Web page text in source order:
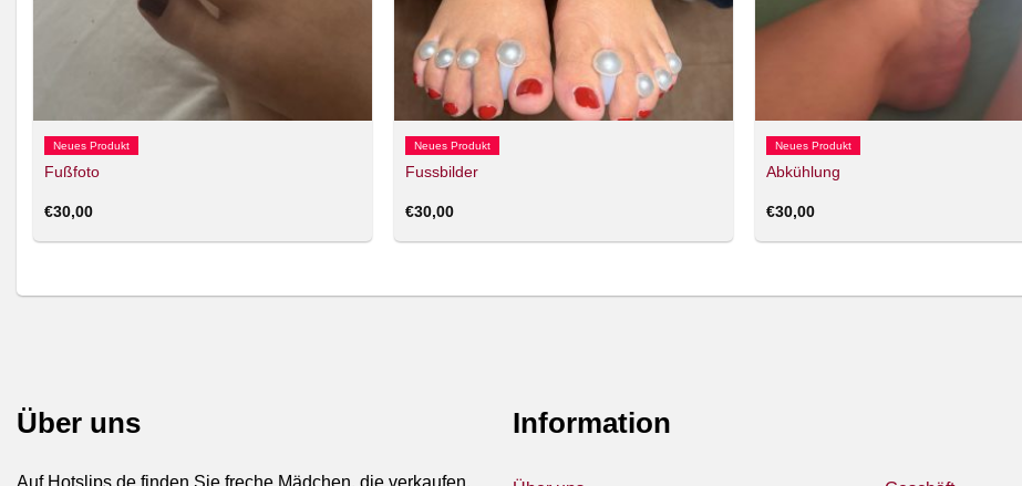
Neues Produkt
Fußfoto
€30,00
Neues Produkt
Fussbilder
€30,00
Neues Produkt
Abkühlung
€30,00
Über uns Information